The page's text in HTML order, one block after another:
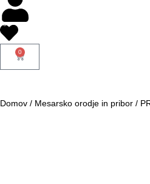
0
0
Domov / Mesarsko orodje in pribor /